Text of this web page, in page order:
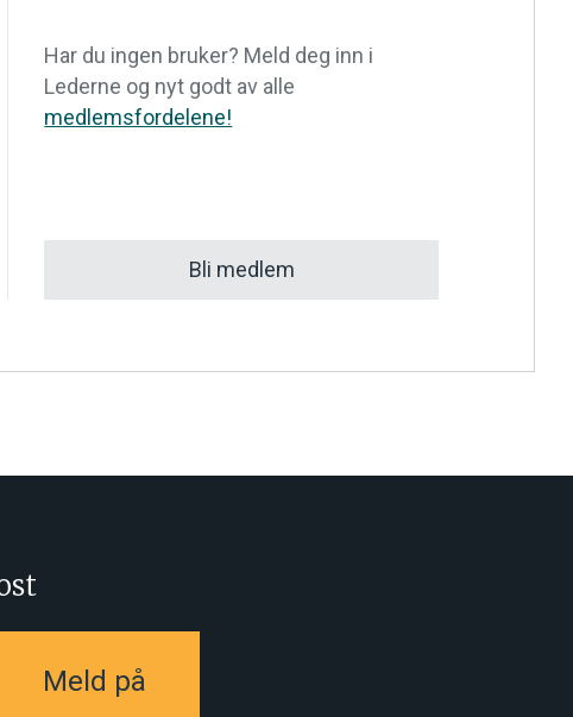
Har du ingen bruker? Meld deg inn i
Lederne og nyt godt av alle
medlemsfordelene!
Bli medlem
Meld på